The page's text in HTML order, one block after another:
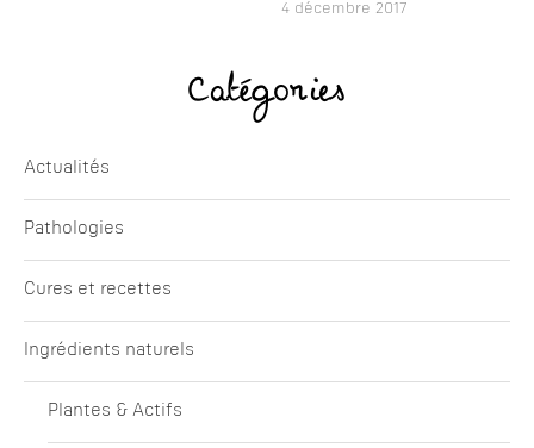
4 décembre 2017
Catégories
Actualités
Pathologies
Cures et recettes
Ingrédients naturels
Plantes & Actifs